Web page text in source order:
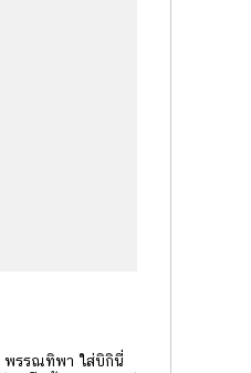
พรรณทิพา ใส่บิกินี่